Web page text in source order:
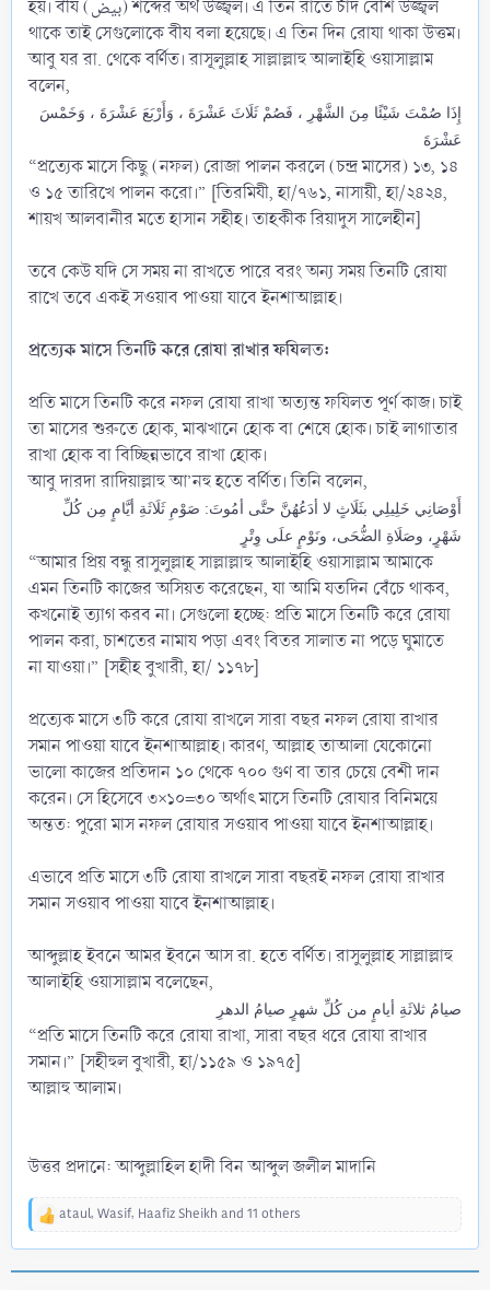
হয়। বীয (بيض) শব্দের অর্থ উজ্জ্বল। এ তিন রাতে চাঁদ বেশি উজ্জ্বল
থাকে তাই সেগুলোকে বীয বলা হয়েছে। এ তিন দিন রোযা থাকা উত্তম।
আবু যর রা. থেকে বর্ণিত। রাসূলুল্লাহ সাল্লাল্লাহু আলাইহি ওয়াসাল্লাম
বলেন,
إِذَا صُمْتَ شَيْئًا مِنَ الشَّهْرِ ، فَصُمْ ثَلَاثَ عَشْرَةَ ، وَأَرْبَعَ عَشْرَةَ ، وَخَمْسَ
عَشْرَةَ
“প্রত্যেক মাসে কিছু (নফল) রোজা পালন করলে (চন্দ্র মাসের) ১৩, ১৪
ও ১৫ তারিখে পালন করো।” [তিরমিযী, হা/৭৬১, নাসায়ী, হা/২৪২৪,
শায়খ আলবানীর মতে হাসান সহীহ। তাহকীক রিয়াদুস সালেহীন]
তবে কেউ যদি সে সময় না রাখতে পারে বরং অন্য সময় তিনটি রোযা
রাখে তবে একই সওয়াব পাওয়া যাবে ইনশাআল্লাহ।
প্রত্যেক মাসে তিনটি করে রোযা রাখার ফযিলত:
প্রতি মাসে তিনটি করে নফল রোযা রাখা অত্যন্ত ফযিলত পূর্ণ কাজ। চাই
তা মাসের শুরুতে হোক, মাঝখানে হোক বা শেষে হোক। চাই লাগাতার
রাখা হোক বা বিচ্ছিন্নভাবে রাখা হোক।
আবু দারদা রাদিয়াল্লাহু আ’নহু হতে বর্ণিত। তিনি বলেন,
أَوْصَانِي خَلِيلِي بثَلَاثٍ لا أدَعُهُنَّ حتَّى أمُوتَ: صَوْمِ ثَلَاثَةِ أيَّامٍ مِن كُلِّ
شَهْرٍ، وصَلَاةِ الضُّحَى، ونَوْمٍ علَى وِتْرٍ
“আমার প্রিয় বন্ধু রাসুলুল্লাহ সাল্লাল্লাহু আলাইহি ওয়াসাল্লাম আমাকে
এমন তিনটি কাজের অসিয়ত করেছেন, যা আমি যতদিন বেঁচে থাকব,
কখনোই ত্যাগ করব না। সেগুলো হচ্ছে: প্রতি মাসে তিনটি করে রোযা
পালন করা, চাশতের নামায পড়া এবং বিতর সালাত না পড়ে ঘুমাতে
না যাওয়া।” [সহীহ বুখারী, হা/ ১১৭৮]
প্রত্যেক মাসে ৩টি করে রোযা রাখলে সারা বছর নফল রোযা রাখার
সমান পাওয়া যাবে ইনশাআল্লাহ। কারণ, আল্লাহ তাআলা যেকোনো
ভালো কাজের প্রতিদান ১০ থেকে ৭০০ গুণ বা তার চেয়ে বেশী দান
করেন। সে হিসেবে ৩×১০=৩০ অর্থাৎ মাসে তিনটি রোযার বিনিময়ে
অন্তত: পুরো মাস নফল রোযার সওয়াব পাওয়া যাবে ইনশাআল্লাহ।
এভাবে প্রতি মাসে ৩টি রোযা রাখলে সারা বছরই নফল রোযা রাখার
সমান সওয়াব পাওয়া যাবে ইনশাআল্লাহ।
আব্দুল্লাহ ইবনে আমর ইবনে আস রা. হতে বর্ণিত। রাসুলুল্লাহ সাল্লাল্লাহু
আলাইহি ওয়াসাল্লাম বলেছেন,
صيامُ ثلاثَةِ أيامٍ من كُلِّ شهرٍ صيامُ الدهرِ
“প্রতি মাসে তিনটি করে রোযা রাখা, সারা বছর ধরে রোযা রাখার
সমান।” [সহীহুল বুখারী, হা/১১৫৯ ও ১৯৭৫]
আল্লাহু আলাম।
উত্তর প্রদানে: আব্দুল্লাহিল হাদী বিন আব্দুল জলীল মাদানি
R
ataul, Wasif, Haafiz Sheikh and 11 others